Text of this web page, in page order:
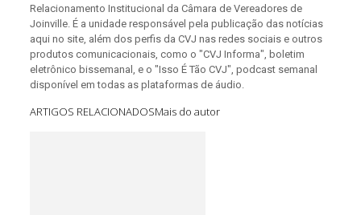
Relacionamento Institucional da Câmara de Vereadores de
Joinville. É a unidade responsável pela publicação das notícias
aqui no site, além dos perfis da CVJ nas redes sociais e outros
produtos comunicacionais, como o "CVJ Informa", boletim
eletrônico bissemanal, e o "Isso É Tão CVJ", podcast semanal
disponível em todas as plataformas de áudio.
ARTIGOS RELACIONADOSMais do autor